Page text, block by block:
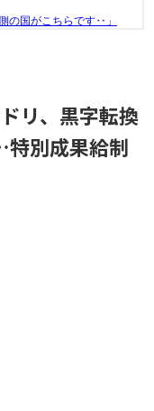
リ、黒字転換
別成果給制